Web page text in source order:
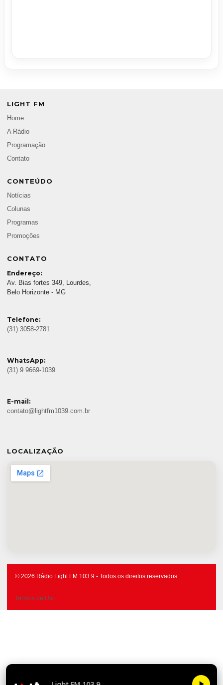
LIGHT FM
Home
A Rádio
Programação
Contato
CONTEÚDO
Notícias
Colunas
Programas
Promoções
CONTATO
Endereço:
Av. Bias fortes 349, Lourdes,
Belo Horizonte - MG
Telefone:
(31) 3058-2781
WhatsApp:
(31) 9 9669-1039
E-mail:
contato@lightfm1039.com.br
LOCALIZAÇÃO
© 2026 Rádio Light FM 103.9 - Todos os direitos reservados.
Termos de Uso